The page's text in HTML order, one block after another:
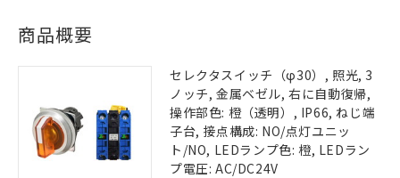
商品概要
セレクタスイッチ（φ30）, 照光, 3
ノッチ, 金属ベゼル, 右に自動復帰,
操作部色: 橙（透明）, IP66, ねじ端
子台, 接点構成: NO/点灯ユニッ
ト/NO, LEDランプ色: 橙, LEDラン
プ電圧: AC/DC24V